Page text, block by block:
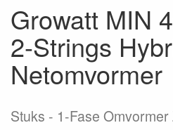
Growatt MIN
2-Strings
Netomvormer
Stuks
1-Fase